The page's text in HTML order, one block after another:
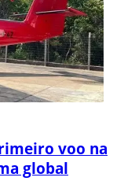
voo na
global